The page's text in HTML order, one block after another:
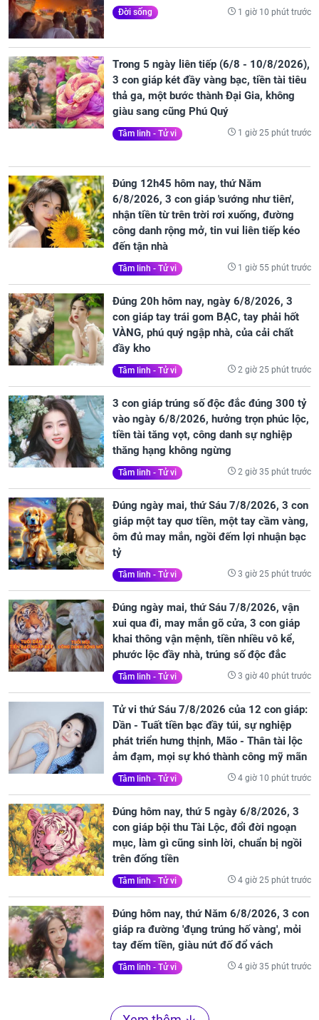
Đời sống 1 giờ 10 phút trước
Trong 5 ngày liên tiếp (6/8 - 10/8/2026),
3 con giáp két đầy vàng bạc, tiền tài tiêu
thả ga, một bước thành Đại Gia, không
giàu sang cũng Phú Quý
Tâm linh - Tử vi 1 giờ 25 phút trước
Đúng 12h45 hôm nay, thứ Năm
6/8/2026, 3 con giáp 'sướng như tiên',
nhận tiền từ trên trời rơi xuống, đường
công danh rộng mở, tin vui liên tiếp kéo
đến tận nhà
Tâm linh - Tử vi 1 giờ 55 phút trước
Đúng 20h hôm nay, ngày 6/8/2026, 3
con giáp tay trái gom BẠC, tay phải hốt
VÀNG, phú quý ngập nhà, của cải chất
đầy kho
Tâm linh - Tử vi 2 giờ 25 phút trước
3 con giáp trúng số độc đắc đúng 300 tỷ
vào ngày 6/8/2026, hưởng trọn phúc lộc,
tiền tài tăng vọt, công danh sự nghiệp
thăng hạng không ngừng
Tâm linh - Tử vi 2 giờ 35 phút trước
Đúng ngày mai, thứ Sáu 7/8/2026, 3 con
giáp một tay quơ tiền, một tay cầm vàng,
ôm đủ may mắn, ngồi đếm lợi nhuận bạc
tỷ
Tâm linh - Tử vi 3 giờ 25 phút trước
Đúng ngày mai, thứ Sáu 7/8/2026, vận
xui qua đi, may mắn gõ cửa, 3 con giáp
khai thông vận mệnh, tiền nhiều vô kể,
phước lộc đầy nhà, trúng số độc đắc
Tâm linh - Tử vi 3 giờ 40 phút trước
Tử vi thứ Sáu 7/8/2026 của 12 con giáp:
Dần - Tuất tiền bạc đầy túi, sự nghiệp
phát triển hưng thịnh, Mão - Thân tài lộc
ảm đạm, mọi sự khó thành công mỹ mãn
Tâm linh - Tử vi 4 giờ 10 phút trước
Đúng hôm nay, thứ 5 ngày 6/8/2026, 3
con giáp bội thu Tài Lộc, đổi đời ngoạn
mục, làm gì cũng sinh lời, chuẩn bị ngồi
trên đống tiền
Tâm linh - Tử vi 4 giờ 25 phút trước
Đúng hôm nay, thứ Năm 6/8/2026, 3 con
giáp ra đường 'đụng trúng hố vàng', mỏi
tay đếm tiền, giàu nứt đố đổ vách
Tâm linh - Tử vi 4 giờ 35 phút trước